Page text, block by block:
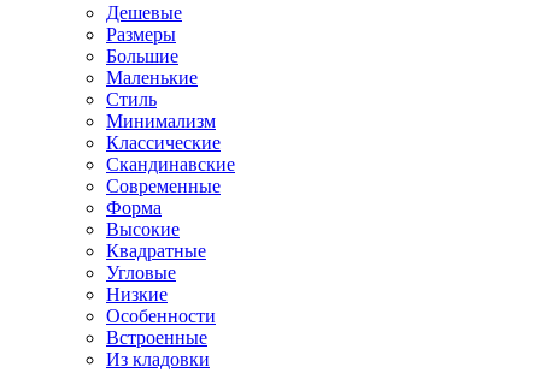
Дешевые
Размеры
Большие
Маленькие
Стиль
Минимализм
Классические
Скандинавские
Современные
Форма
Высокие
Квадратные
Угловые
Низкие
Особенности
Встроенные
Из кладовки